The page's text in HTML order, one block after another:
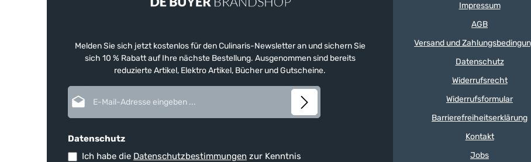
Melden Sie sich jetzt kostenlos für den Culinaris-Newsletter an und sichern Sie
sich 10 % Rabatt auf Ihre nächste Bestellung. Ausgenommen sind bereits
reduzierte Artikel, Elektro Artikel, Bücher und Gutscheine.
Datenschutz
Ich habe die Datenschutzbestimmungen zur Kenntnis
Impressum
AGB
Versand und
Datenschutz
Widerrufsrecht
Widerrufsformular
Barrierefreiheitserklärung
Kontakt
Jobs